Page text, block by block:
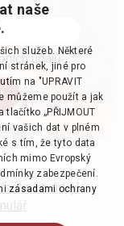
údajů
údajů ·
naše
služeb. Některé
stránek, jiné pro
na "UPRAVIT
můžeme použít a jak
„PŘIJMOUT
vašich dat v plném
s tím, že tyto data
mimo Evropský
zabezpečení.
zásadami ochrany